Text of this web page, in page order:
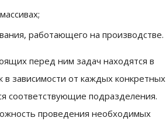
работающего на производстве.
перед ним задач находятся в
зависимости от каждых конкретных
соответствующие подразделения.
проведения необходимых